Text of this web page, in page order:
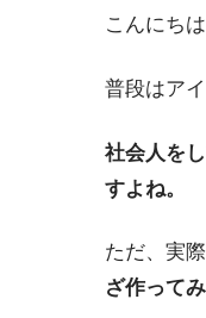
こんにち
普段はア
社会人を
すよね。
ただ、実
ざ作って